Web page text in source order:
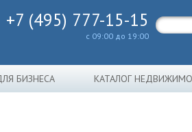
+7 (495) 777-15-15
с 09:00 до 19:00
БИЗНЕСА КАТАЛОГ